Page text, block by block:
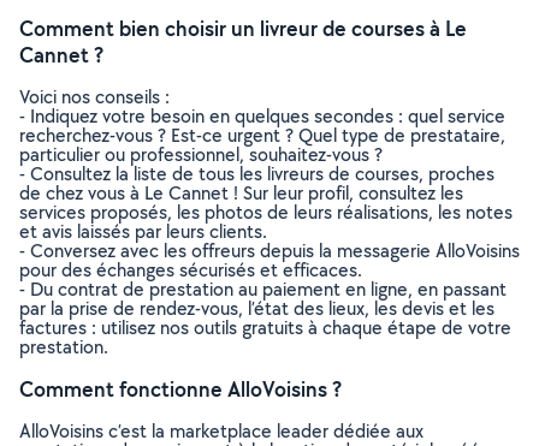
Comment bien choisir un livreur de courses à Le
Cannet ?
Voici nos conseils :
- Indiquez votre besoin en quelques secondes : quel service
recherchez-vous ? Est-ce urgent ? Quel type de prestataire,
particulier ou professionnel, souhaitez-vous ?
- Consultez la liste de tous les livreurs de courses, proches
de chez vous à Le Cannet ! Sur leur profil, consultez les
services proposés, les photos de leurs réalisations, les notes
et avis laissés par leurs clients.
- Conversez avec les offreurs depuis la messagerie AlloVoisins
pour des échanges sécurisés et efficaces.
- Du contrat de prestation au paiement en ligne, en passant
par la prise de rendez-vous, l’état des lieux, les devis et les
factures : utilisez nos outils gratuits à chaque étape de votre
prestation.
Comment fonctionne AlloVoisins ?
AlloVoisins c’est la marketplace leader dédiée aux